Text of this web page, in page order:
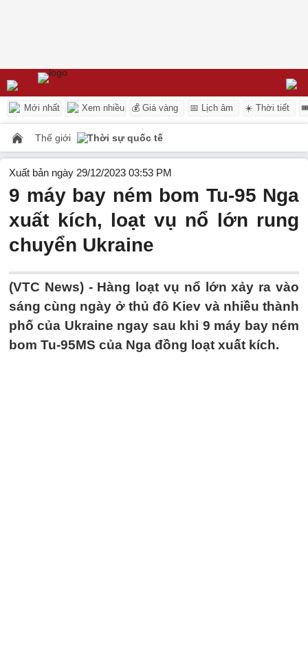
Mới nhất Xem nhiều 💰 Giá vàng 📅 Lịch âm ☀️ Thời tiết
Thế giới Thời sự quốc tế
Xuất bản ngày 29/12/2023 03:53 PM
9 máy bay ném bom Tu-95 Nga
xuất kích, loạt vụ nổ lớn rung
chuyển Ukraine
(VTC News) - Hàng loạt vụ nổ lớn xảy ra vào
sáng cùng ngày ở thủ đô Kiev và nhiều thành
phố của Ukraine ngay sau khi 9 máy bay ném
bom Tu-95MS của Nga đồng loạt xuất kích.